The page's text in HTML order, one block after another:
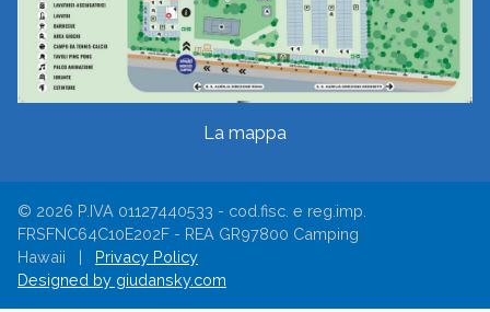
La mappa
© 2026 P.IVA 01127440533 - cod.fisc. e reg.imp.
FRSFNC64C10E202F - REA GR97800 Camping
Hawaii | Privacy Policy
Designed by giudansky.com